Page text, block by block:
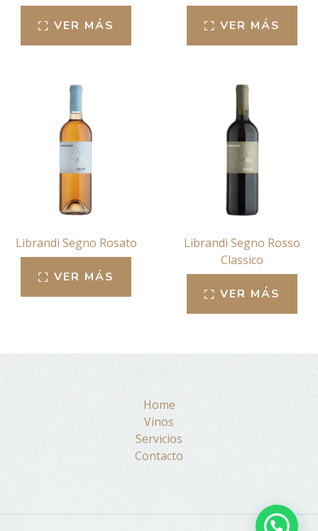
VER MÁS VER MÁS
Librandi Segno Rosato
VER MÁS
Librandi Segno Rosso
Classico
VER MÁS
Home
Vinos
Servicios
Contacto